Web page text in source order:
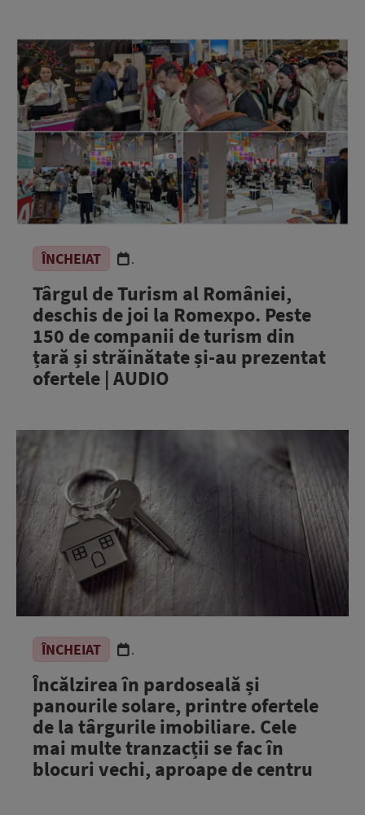
ÎNCHEIAT .
Târgul de Turism al României,
deschis de joi la Romexpo. Peste
150 de companii de turism din
țară și străinătate și-au prezentat
ofertele | AUDIO
ÎNCHEIAT .
Încălzirea în pardoseală și
panourile solare, printre ofertele
de la târgurile imobiliare. Cele
mai multe tranzacții se fac în
blocuri vechi, aproape de centru